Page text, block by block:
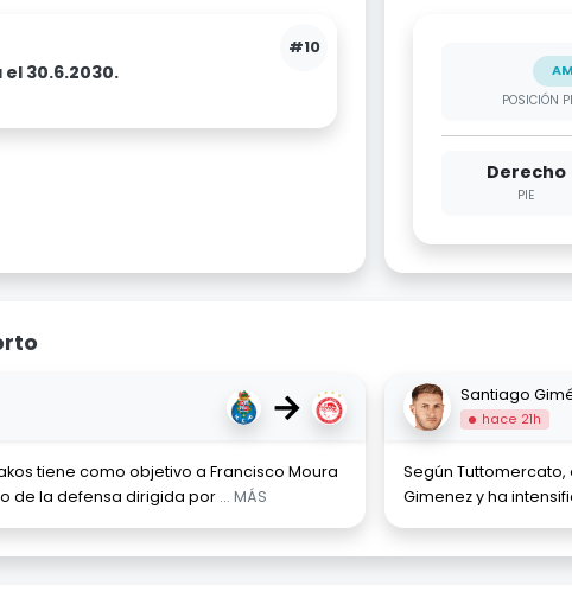
#10
30.6.2030.
AM
POSICIÓN
Derecho
PIE
→
tiene como objetivo a Francisco Moura
de la defensa dirigida por ... MÁS
Santiago
hace 21h
Según
Gimenez y ha